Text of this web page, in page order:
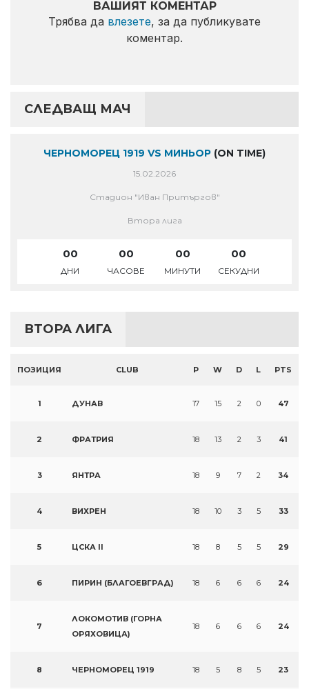
ВАШИЯТ КОМЕНТАР
Трябва да влезете, за да публикувате
коментар.
СЛЕДВАЩ МАЧ
ЧЕРНОМОРЕЦ 1919 VS МИНЬОР (ON TIME)
15.02.2026
Стадион "Иван Притъргов"
Втора лига
00
ДНИ
00
ЧАСОВЕ
00
МИНУТИ
00
СЕКУДНИ
ВТОРА ЛИГА
ПОЗИЦИЯ CLUB P W D L PTS
1 ДУНАВ 17 15 2 0 47
2 ФРАТРИЯ 18 13 2 3 41
3 ЯНТРА 18 9 7 2 34
4 ВИХРЕН 18 10 3 5 33
5 ЦСКА II 18 8 5 5 29
6 ПИРИН (БЛАГОЕВГРАД) 18 6 6 6 24
7
ЛОКОМОТИВ (ГОРНА
ОРЯХОВИЦА)
18 6 6 6 24
8 ЧЕРНОМОРЕЦ 1919 18 5 8 5 23